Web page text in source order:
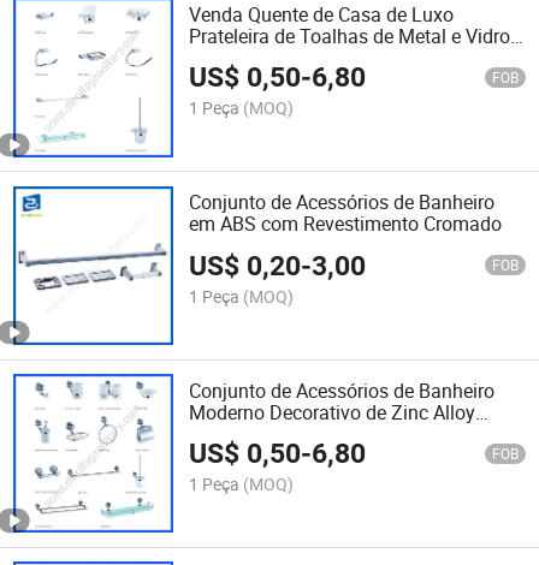
Venda Quente de Casa de Luxo
Prateleira de Toalhas de Metal e Vidro
para Banheiro
US$ 0,50-6,80 FOB
1 Peça (MOQ)
Conjunto de Acessórios de Banheiro
em ABS com Revestimento Cromado
US$ 0,20-3,00 FOB
1 Peça (MOQ)
Conjunto de Acessórios de Banheiro
Moderno Decorativo de Zinc Alloy
Cromado Montado na Parede para
Hotel
US$ 0,50-6,80 FOB
1 Peça (MOQ)